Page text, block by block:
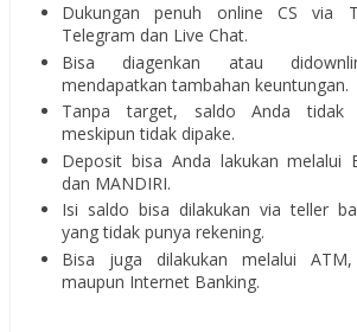
Dukungan penuh online CS via
Telegram dan Live Chat.
Bisa diagenkan atau
mendapatkan tambahan keuntungan.
Tanpa target, saldo Anda tidak
meskipun tidak dipake.
Deposit bisa Anda lakukan melalui
dan MANDIRI.
Isi saldo bisa dilakukan via teller
yang tidak punya rekening.
Bisa juga dilakukan melalui
maupun Internet Banking.